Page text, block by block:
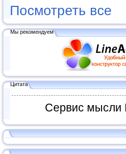
Посмотреть все
Мы рекомендуем
Цитата
Сервис мысли